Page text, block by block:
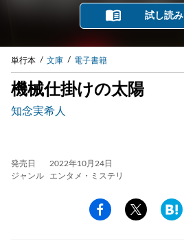
試し読み
単行本 文庫 電子書籍
機械仕掛けの太陽
知念実希人
発売日
2022年10月24日
ジャンル
エンタメ・ミステリ